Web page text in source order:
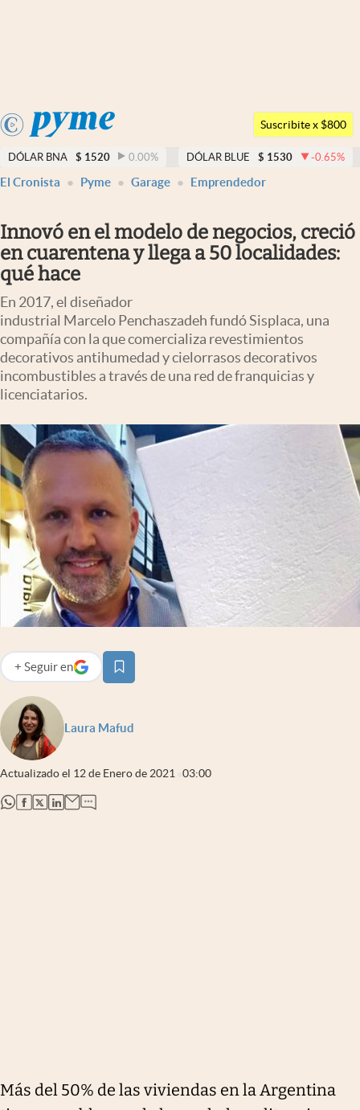
Argentina
Uruguay
Members
Economía y Política
Finanzas y Mercados
Negocios
Columnistas
Otras secciones
Apertura
Infotechnology
Clase
Clima
Mundial 2026
Eventos Corporativos
El Cronista Studio
Mediakit
abre en nueva pestaña
Argentina
Suscribite x $800
DÓLAR BNA $ 1520 0.00% DÓLAR BLUE $ 1530 -0.65%
El Cronista Pyme Garage Emprendedor
Innovó en el modelo de negocios, creció
en cuarentena y llega a 50 localidades:
qué hace
En 2017, el diseñador
industrial Marcelo Penchaszadeh fundó Sisplaca, una
compañía con la que comercializa revestimientos
decorativos antihumedad y cielorrasos decorativos
incombustibles a través de una red de franquicias y
licenciatarios.
Laura Mafud
Actualizado el 12 de Enero de 2021 03:00
+ Seguir en
abre en nueva pestaña
abre en nueva pestaña
abre en nueva pestaña
abre en nueva pestaña
abre en nueva pestaña
Más del 50% de las viviendas en la Argentina